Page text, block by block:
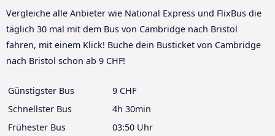
Vergleiche alle Anbieter wie National Express und FlixBus die
täglich 30 mal mit dem Bus von Cambridge nach Bristol
fahren, mit einem Klick! Buche dein Busticket von Cambridge
nach Bristol schon ab 9 CHF!
Günstigster Bus
9 CHF
Schnellster Bus
4h 30min
Frühester Bus
03:50 Uhr